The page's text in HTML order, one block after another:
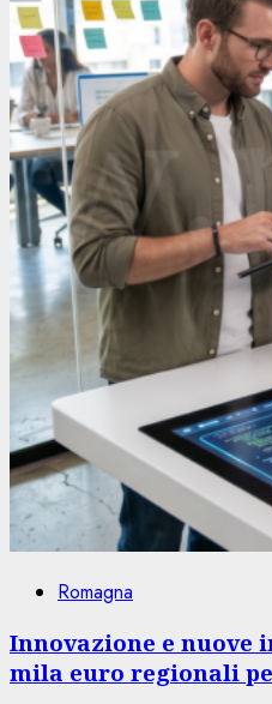
Romagna
Innovazione e nuove
mila euro regionali